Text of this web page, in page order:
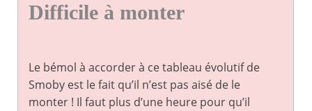
Difficile à monter
Le bémol à accorder à ce tableau évolutif de
Smoby est le fait qu’il n’est pas aisé de le
monter ! Il faut plus d’une heure pour qu’il